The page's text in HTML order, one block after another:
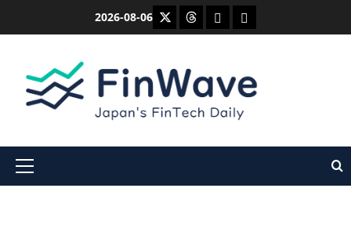
2026-08-06 X ThreadsBlueskyMastodon
メ